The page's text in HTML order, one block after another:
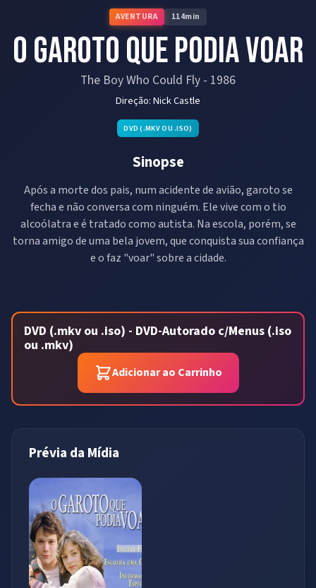
AVENTURA 114min
O Garoto que Podia Voar
The Boy Who Could Fly - 1986
Direção:Nick Castle
DVD (.MKV OU .ISO)
Sinopse
Após a morte dos pais, num acidente de avião, garoto se
fecha e não conversa com ninguém. Ele vive com o tio
alcoólatra e é tratado como autista. Na escola, porém, se
torna amigo de uma bela jovem, que conquista sua confiança
e o faz "voar" sobre a cidade.
DVD (.mkv ou .iso) - DVD-Autorado c/Menus (.iso
ou .mkv)
Adicionar ao Carrinho
Prévia da Mídia